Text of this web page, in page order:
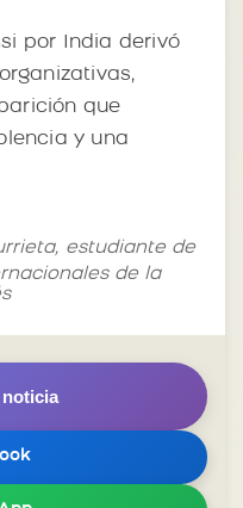
por India derivó
que
y una
estudiante de
de la